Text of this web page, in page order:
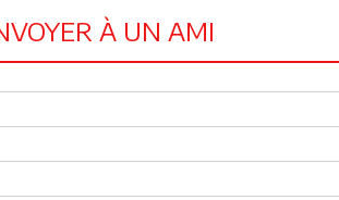
À UN AMI